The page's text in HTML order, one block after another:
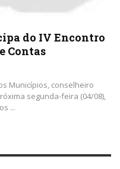
do IV Encontro
Contas
Municípios, conselheiro
segunda-feira (04/08),
...